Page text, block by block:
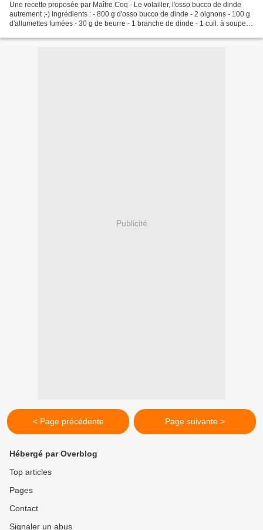
Une recette proposée par Maître Coq - Le volailler, l'osso bucco de dinde
autrement ;-) Ingrédients : - 800 g d'osso bucco de dinde - 2 oignons - 100 g
d'allumettes fumées - 30 g de beurre - 1 branche de dinde - 1 cuil. à soupe
Publicité
< Page précédente Page suivante >
Hébergé par Overblog
Top articles
Pages
Contact
Signaler un abus